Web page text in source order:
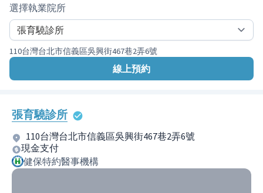
選擇執業院所
110台灣台北市信義區吳興街467巷2弄6號
線上預約
張育驍診所
110台灣台北市信義區吳興街467巷2弄6號
現金支付
健保特約醫事機構